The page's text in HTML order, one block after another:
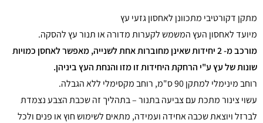
מתקן דקורטיבי מתכוונן לאחסון גזעי עץ
מיועד לאחסון העץ המשמש לקערות מדורה או תנור עץ להסקה.
מורכב מ- 2 יחידות שאינן מחוברות אחת לשנייה, מאפשר לאחסן כמויות
שונות של עץ ע"י הרחקת היחידות זו מזו והנחת העץ ביניהן.
רוחב מינימלי למתקן 90 ס"מ, רוחב מקסימלי ללא הגבלה.
עשוי צינור מתכת עם צביעה בתנור – בתהליך זה שכבת הצבע נצמדת
לברזל ויוצאת שכבה אחידה ועמידה, מתאים לשימוש חוץ או פנים ולכל